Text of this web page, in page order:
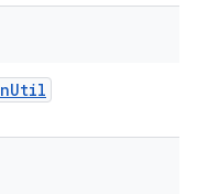
Util